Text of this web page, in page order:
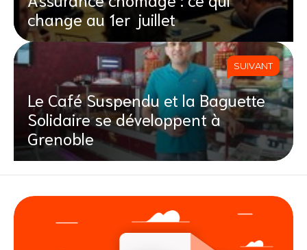
change au 1er juillet
SUIVANT
Le Café Suspendu et la Baguette
Solidaire se développent à
Grenoble